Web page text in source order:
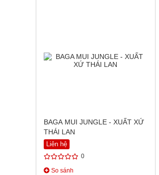
BAGA MUI JUNGLE - XUẤT XỨ
THÁI LAN
Liên hệ
0
So sánh